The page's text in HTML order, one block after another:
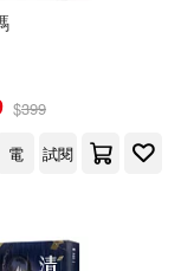
$399
電
試閱